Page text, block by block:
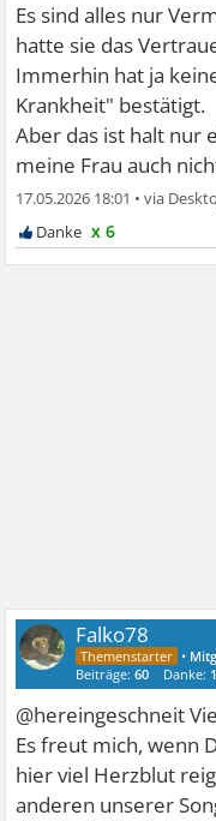
Es sind alles nur
hatte sie das
Immerhin hat ja
Krankheit" bestätigt.
Aber das ist halt nur
meine Frau auch
17.05.2026 18:01 •
x 6
Falko78
•
Beiträge:60 Danke:
@hereingeschneit
Es freut mich, wenn
hier viel Herzblut
anderen unserer